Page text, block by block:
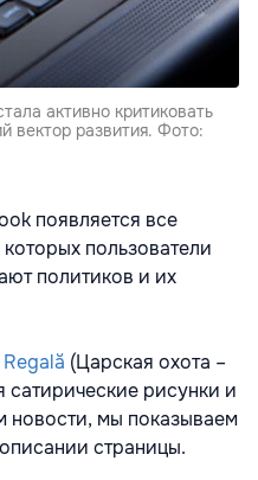
активно критиковать
вектор развития. Фото:
появляется все
пользователи
политиков и их
(Царская охота –
рисунки и
новости, мы показываем
страницы.